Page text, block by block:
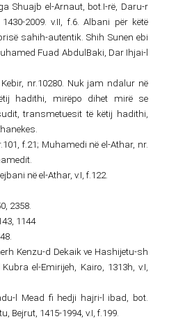
Shuajb el-Arnaut, bot.I-rë, Daru-r
2009. v.II, f.6. Albani për këtë
sahih-autentik. Shih Sunen ebi
Fuad AbdulBaki, Dar Ihjai-l
nr.10280. Nuk jam ndalur në
hadithi, mirëpo dihet mirë se
transmetuesit të këtij hadithi,
f.21; Muhamedi në el-Athar, nr.
në el-Athar, v.I, f.122.
2358.
1144
Kenzu-d Dekaik ve Hashijetu-sh
el-Emirijeh, Kairo, 1313h, v.I,
l Mead fi hedji hajri-l ibad, bot.
Bejrut, 1415-1994, v.I, f.199.